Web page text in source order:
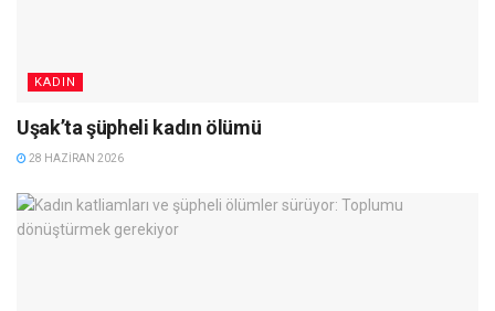
KADIN
Uşak’ta şüpheli kadın ölümü
28 HAZIRAN 2026